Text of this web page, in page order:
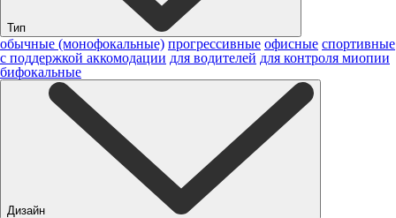
Тип
обычные (монофокальные) прогрессивные офисные спортивные
с поддержкой аккомодации для водителей для контроля миопии
бифокальные
Дизайн